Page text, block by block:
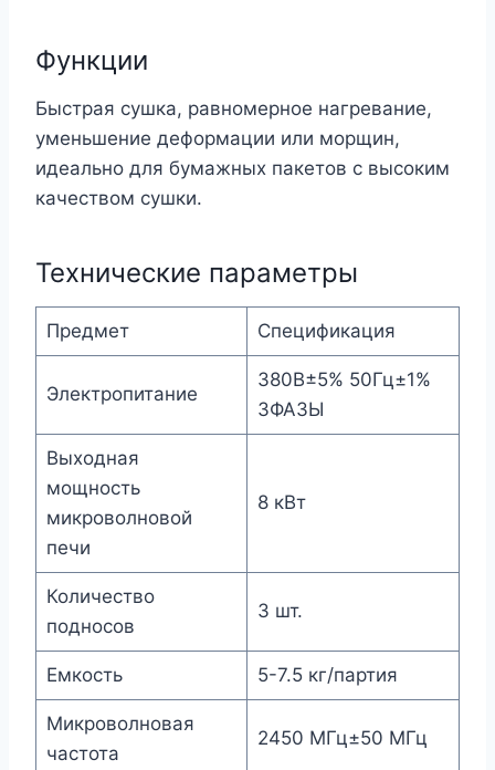
Функции
Быстрая сушка, равномерное нагревание,
уменьшение деформации или морщин,
идеально для бумажных пакетов с высоким
качеством сушки.
Технические параметры
Предмет Спецификация
Электропитание
380В±5% 50Гц±1%
3ФАЗЫ
Выходная
мощность
микроволновой
печи
8 кВт
Количество
подносов
3 шт.
Емкость 5-7.5 кг/партия
Микроволновая
частота
2450 МГц±50 МГц